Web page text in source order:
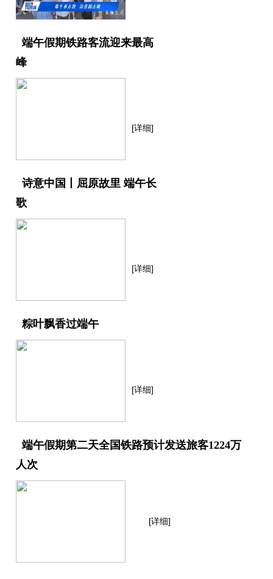
端午假期铁路客流迎来最高
峰
[详细]
诗意中国丨屈原故里 端午长
歌
[详细]
粽叶飘香过端午
[详细]
端午假期第二天全国铁路预计发送旅客1224万
人次
[详细]